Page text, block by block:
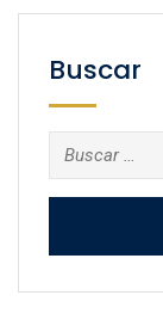
Buscar
Buscar: